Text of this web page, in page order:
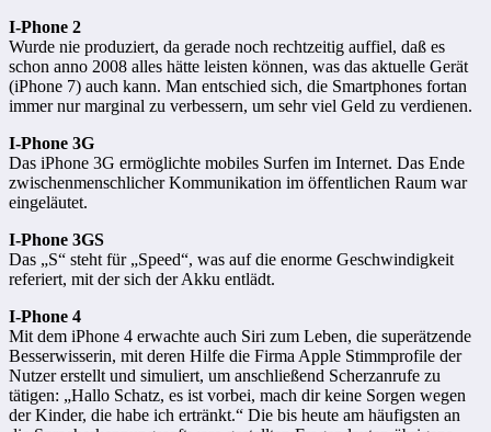
I-Phone 2
Wurde nie produziert, da gerade noch rechtzeitig auffiel, daß es
schon anno 2008 alles hätte leisten können, was das aktuelle Gerät
(iPhone 7) auch kann. Man entschied sich, die Smartphones fortan
immer nur marginal zu verbessern, um sehr viel Geld zu verdienen.
I-Phone 3G
Das iPhone 3G ermöglichte mobiles Surfen im Internet. Das Ende
zwischenmenschlicher Kommunikation im öffentlichen Raum war
eingeläutet.
I-Phone 3GS
Das „S“ steht für „Speed“, was auf die enorme Geschwindigkeit
referiert, mit der sich der Akku entlädt.
I-Phone 4
Mit dem iPhone 4 erwachte auch Siri zum Leben, die superätzende
Besserwisserin, mit deren Hilfe die Firma Apple Stimmprofile der
Nutzer erstellt und simuliert, um anschließend Scherzanrufe zu
tätigen: „Hallo Schatz, es ist vorbei, mach dir keine Sorgen wegen
der Kinder, die habe ich ertränkt.“ Die bis heute am häufigsten an